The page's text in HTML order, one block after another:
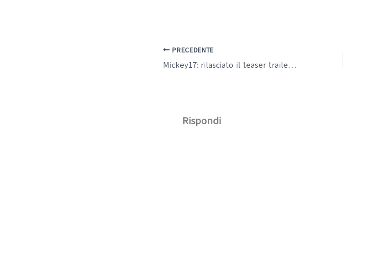
PRECEDENTE
Mickey17: rilasciato il teaser trailer del nuovo film sci-fi di Bong Joon-ho
Rispondi